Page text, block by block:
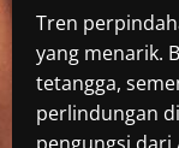
Tren
yang menarik.
tetangga,
perlindungan